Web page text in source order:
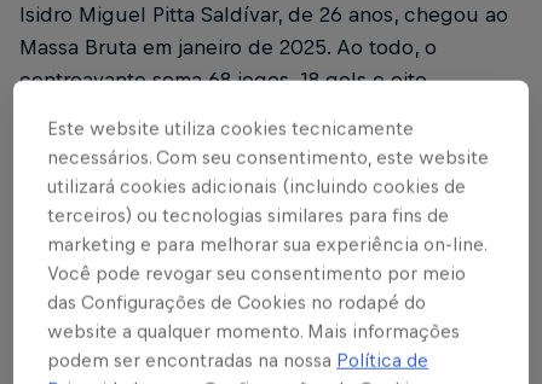
Isidro Miguel Pitta Saldívar, de 26 anos, chegou ao
Massa Bruta em janeiro de 2025. Ao todo, o
centroavante soma 68 jogos, 18 gols e oito
Só nesta temporada, de acordo com a Sofascore, os
números do atacante são:
O Red Bull Bragantino deseja muito sucesso nesta
Este website utiliza cookies tecnicamente
necessários. Com seu consentimento, este website
utilizará cookies adicionais (incluindo cookies de
terceiros) ou tecnologias similares para fins de
marketing e para melhorar sua experiência on-line.
Você pode revogar seu consentimento por meio
das Configurações de Cookies no rodapé do
website a qualquer momento. Mais informações
podem ser encontradas na nossa Política de